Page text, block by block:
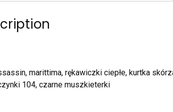
marittima, rękawiczki ciepłe, kurtka
104, czarne muszkieterki